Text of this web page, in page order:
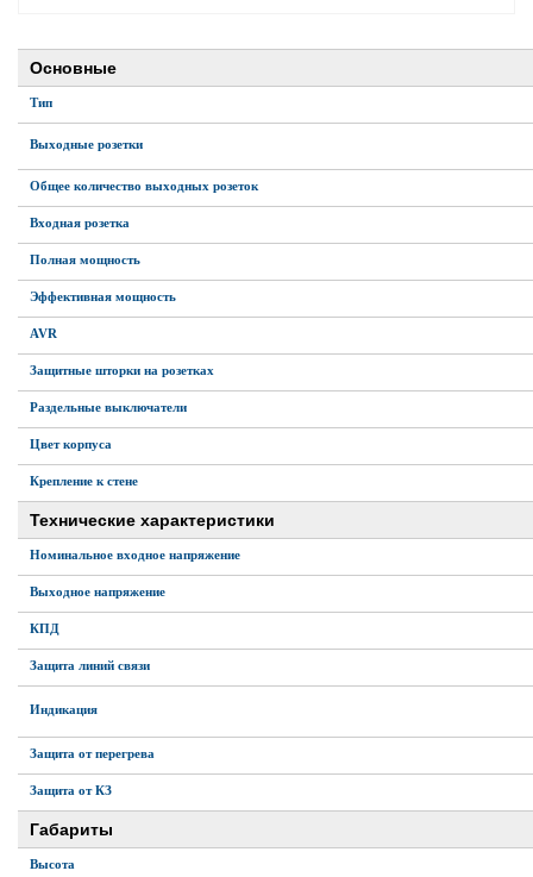
систем
Delta
ИБП
отопления
питания
котла
и среднего офиса
и продвинутых
защита)
и
Основные
Тип
Выходные розетки
Общее количество выходных розеток
Входная розетка
Полная мощность
Эффективная мощность
AVR
Защитные шторки на розетках
Раздельные выключатели
Цвет корпуса
Крепление к стене
Технические характеристики
Номинальное входное напряжение
Выходное напряжение
КПД
Защита линий связи
Индикация
Защита от перегрева
Защита от КЗ
Габариты
Высота